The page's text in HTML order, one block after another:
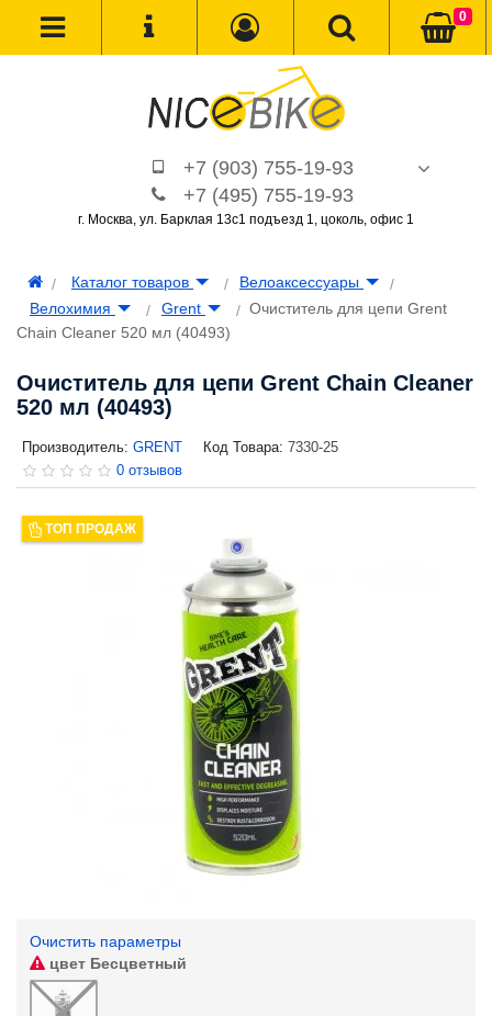
+7 (903) 755-19-93
+7 (495) 755-19-93
г. Москва, ул. Барклая 13с1 подъезд 1, цоколь, офис 1
0
Каталог товаров
Велоаксессуары
Велохимия
Grent
Очиститель для цепи Grent
Сhain Cleaner 520 мл (40493)
Очиститель для цепи Grent Сhain Cleaner
520 мл (40493)
Производитель: GRENT Код Товара: 7330-25
0 отзывов
ТОП ПРОДАЖ
Очистить параметры
цвет Бесцветный